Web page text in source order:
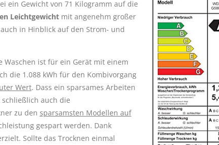
ein Gewicht von 71 Kilogramm auf die
Leichtgewichtmit angenehm großer
in Hinblick auf den Strom- und
Waschen ist für ein Gerät mit einem
die 1.088 kWh für den Kombivorgang
Wert. Dass ein sparsames Arbeiten
schließlich auch die
zu den sparsamsten Modellen auf
gespart werden. Dank
Sollte das Trocknen einmal